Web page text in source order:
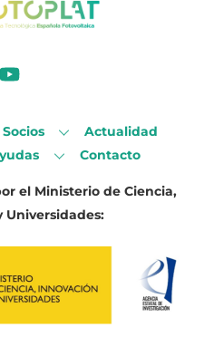
Socios
Actualidad
Contacto
el Ministerio de Ciencia,
Universidades: